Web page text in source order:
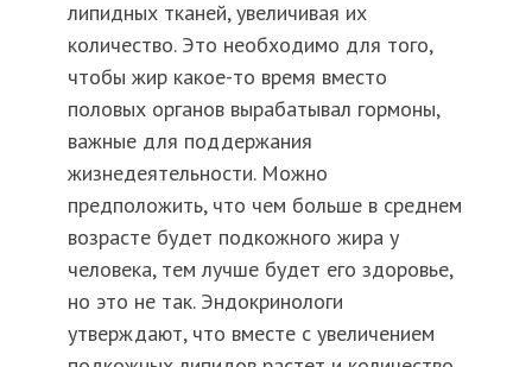
липидных тканей, увеличивая их
количество. Это необходимо для того,
чтобы жир какое-то время вместо
половых органов вырабатывал гормоны,
важные для поддержания
жизнедеятельности. Можно
предположить, что чем больше в среднем
возрасте будет подкожного жира у
человека, тем лучше будет его здоровье,
но это не так. Эндокринологи
утверждают, что вместе с увеличением